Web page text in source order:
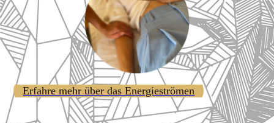
Erfahre mehr über das Energieströmen